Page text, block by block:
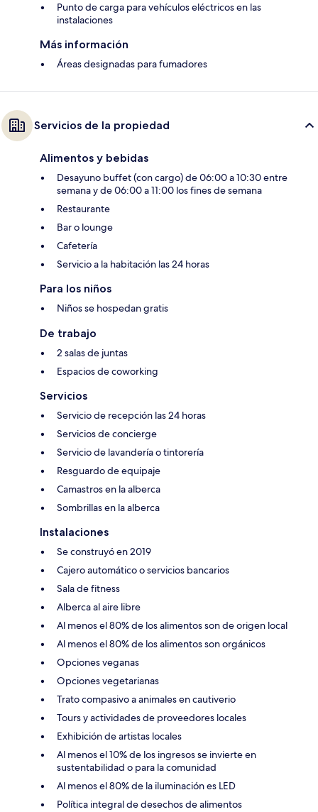
Punto de carga para vehículos eléctricos en las
instalaciones
Más información
Áreas designadas para fumadores
Servicios de la propiedad
Alimentos y bebidas
Desayuno buffet (con cargo) de 06:00 a 10:30 entre
semana y de 06:00 a 11:00 los fines de semana
Restaurante
Bar o lounge
Cafetería
Servicio a la habitación las 24 horas
Para los niños
Niños se hospedan gratis
De trabajo
2 salas de juntas
Espacios de coworking
Servicios
Servicio de recepción las 24 horas
Servicios de concierge
Servicio de lavandería o tintorería
Resguardo de equipaje
Camastros en la alberca
Sombrillas en la alberca
Instalaciones
Se construyó en 2019
Cajero automático o servicios bancarios
Sala de fitness
Alberca al aire libre
Al menos el 80% de los alimentos son de origen local
Al menos el 80% de los alimentos son orgánicos
Opciones veganas
Opciones vegetarianas
Trato compasivo a animales en cautiverio
Tours y actividades de proveedores locales
Exhibición de artistas locales
Al menos el 10% de los ingresos se invierte en
sustentabilidad o para la comunidad
Al menos el 80% de la iluminación es LED
Política integral de desechos de alimentos